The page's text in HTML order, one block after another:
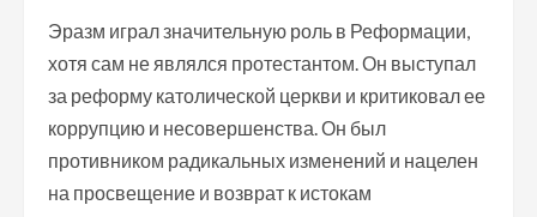
Эразм играл значительную роль в Реформации,
хотя сам не являлся протестантом. Он выступал
за реформу католической церкви и критиковал ее
коррупцию и несовершенства. Он был
противником радикальных изменений и нацелен
на просвещение и возврат к истокам